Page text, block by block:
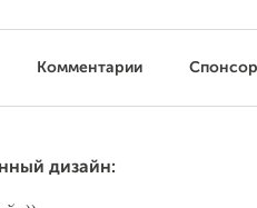
Комментарии
дизайн: